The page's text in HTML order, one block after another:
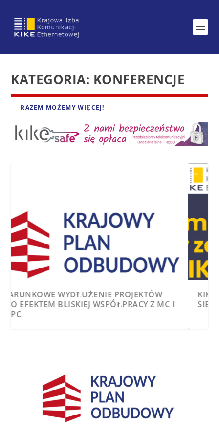
KATEGORIA: KONFERENCJE
RAZEM MOŻEMY WIĘCEJ!
WARUNKOWE WYDŁUŻENIE PROJEKTÓW
KPO EFEKTEM BLISKIEJ WSPÓŁPRACY Z MC I
CPPC
KIKE WZMACNIA ZARZĄD. MARIUSZ
SIEMIRADZKI DOŁĄCZA DO WŁADZ IZBY